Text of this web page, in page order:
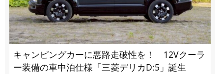
キャンピングカーに悪路走破性を！ 12Vクーラ
ー装備の車中泊仕様「三菱デリカD:5」誕生